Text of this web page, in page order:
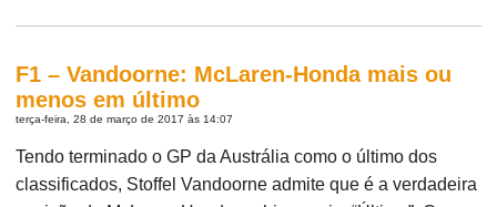
F1 – Vandoorne: McLaren-Honda mais ou
menos em último
terça-feira, 28 de março de 2017 às 14:07
Tendo terminado o GP da Austrália como o último dos
classificados, Stoffel Vandoorne admite que é a verdadeira